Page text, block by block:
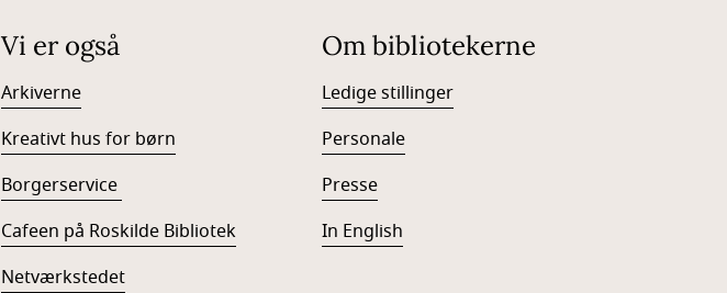
Vi er også
Arkiverne
Kreativt hus for børn
Borgerservice
Cafeen på Roskilde Bibliotek
Netværkstedet
Om bibliotekerne
Ledige stillinger
Personale
Presse
In English